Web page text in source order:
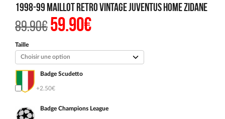
1998-99 Maillot Retro Vintage Juventus Home ZIDANE
89.90€Le
prix
était :
89.90€.
59.90€Le
prix
est :
59.90€.
Taille
Badge Scudetto
Oui +2.50€
Badge Champions League